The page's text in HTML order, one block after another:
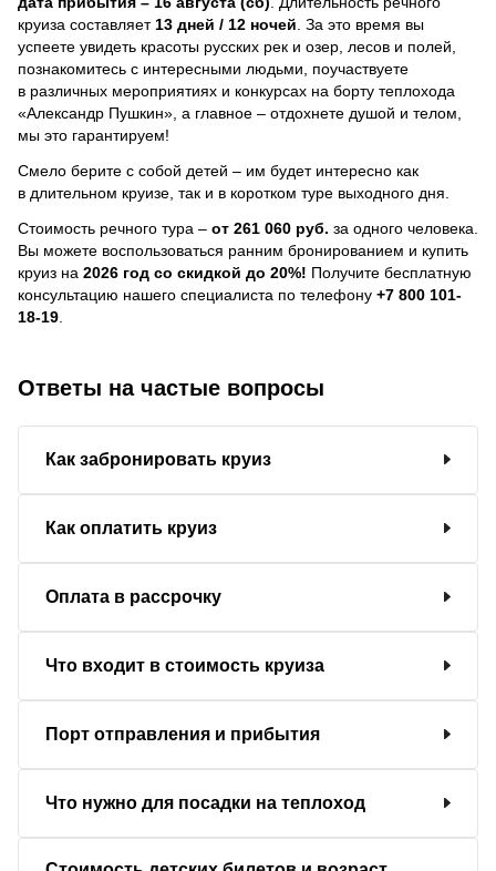
круиза составляет 13 дней / 12 ночей За это время вы
успеете увидеть красоты русских рек и озер, лесов и полей,
познакомитесь с интересными людьми, поучаствуете
в различных мероприятиях и конкурсах на борту теплохода
«Александр Пушкин», а главное – отдохнете душой и телом,
мы это гарантируем!
Смело берите с собой детей – им будет интересно как
в длительном круизе, так и в коротком туре выходного дня.
Стоимость речного тура – от 261 060 руб. за одного человека.
Вы можете воспользоваться ранним бронированием и купить
круиз на 2026 год со скидкой до 20%! Получите бесплатную
консультацию нашего специалиста по телефону +7 800 101-
18-19
Ответы на частые вопросы
Как забронировать круиз
Как оплатить круиз
Оплата в рассрочку
Что входит в стоимость круиза
Порт отправления и прибытия
Что нужно для посадки на теплоход